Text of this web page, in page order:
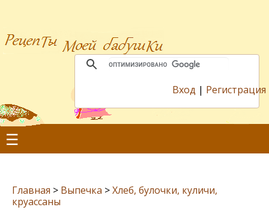
Вход | Регистрация
☰
Главная > Выпечка >Хлеб, булочки, куличи,
круассаны